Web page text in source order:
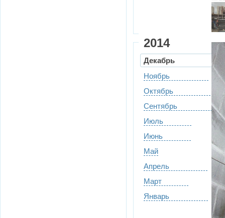
2014
Декабрь
Ноябрь
Октябрь
Сентябрь
Июль
Июнь
Май
Апрель
Март
Январь